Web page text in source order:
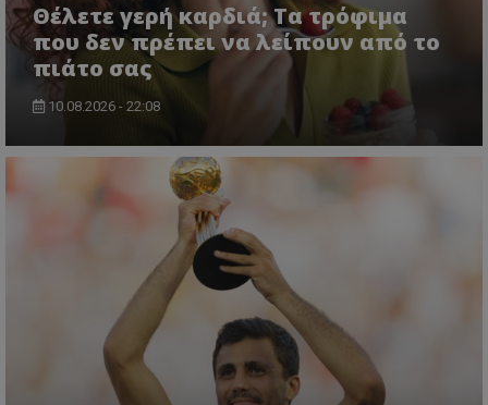
Θέλετε γερή καρδιά; Τα τρόφιμα
που δεν πρέπει να λείπουν από το
πιάτο σας
10.08.2026 - 22:08